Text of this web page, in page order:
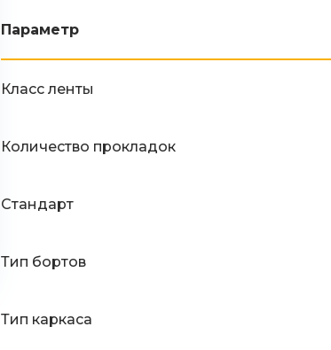
Параметр
Класс ленты
Количество прокладок
Стандарт
Тип бортов
Тип каркаса